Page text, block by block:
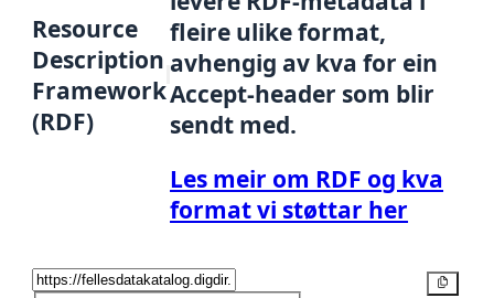
Resource
Description
Framework
(RDF)
fleire ulike format,
avhengig av kva for ein
Accept-header som blir
sendt med.
Les meir om RDF og kva
format vi støttar her